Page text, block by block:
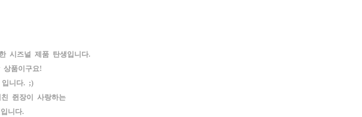
시즈널 제품 탄생입니다.
상품이구요!
니다. ;)
쥔장이 사랑하는
니다.